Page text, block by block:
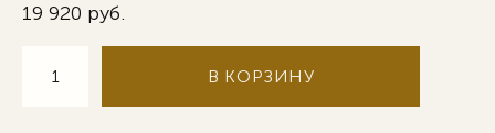
19 920 pуб.
В КОРЗИНУ